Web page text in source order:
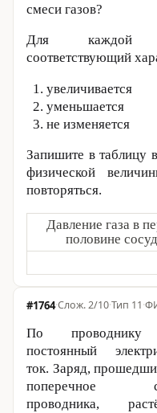
смеси газов?
Для каждой
соответствующий
увеличивается
уменьшается
не изменяется
Запишите в таблицу
физической
повторяться.
Давление газа в
половине
#1764· 2/10·Тип 11·
По проводнику
постоянный
ток. Заряд,
поперечное
проводника,